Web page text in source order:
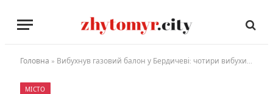
Головна » Вибухнув газовий балон у Бердичеві: чотири вибухи, дим, хвиля тривоги
МІСТО